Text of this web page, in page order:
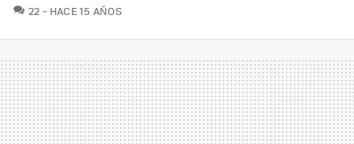
22 COMENTARIOS
HACE 15 AÑOS